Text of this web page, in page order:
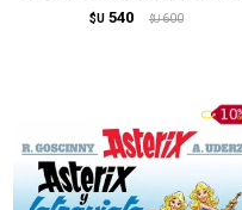
$U 540 $U 600